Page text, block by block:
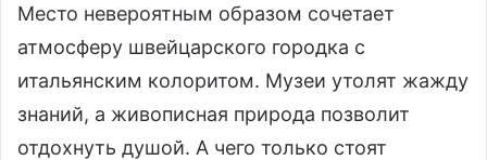
Место невероятным образом сочетает
атмосферу швейцарского городка с
итальянским колоритом. Музеи утолят жажду
знаний, а живописная природа позволит
отдохнуть душой. А чего только стоят